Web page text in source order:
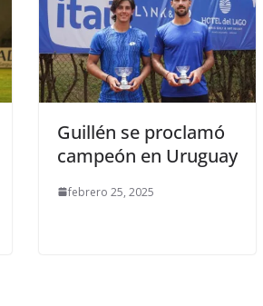
Guillén se proclamó
campeón en Uruguay
febrero 25, 2025